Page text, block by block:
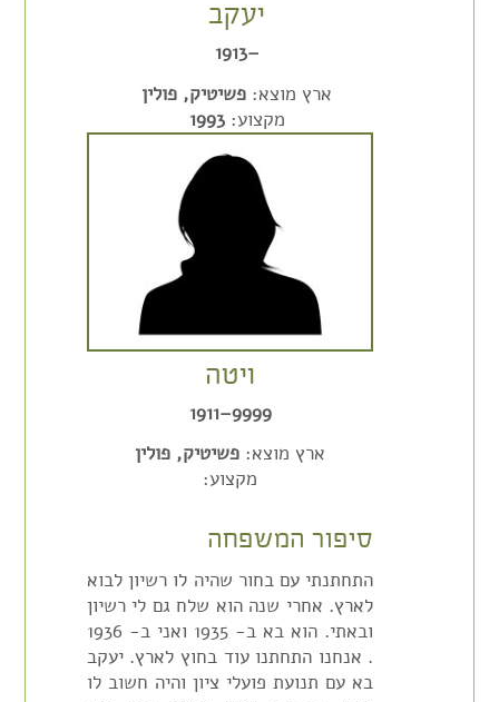
יעקב
–1913
ארץ מוצא: פשיטיק, פולין
מקצוע:1993
ויטה
9999–1911
ארץ מוצא: פשיטיק, פולין
מקצוע:
סיפור המשפחה
התחתנתי עם בחור שהיה לו רשיון לבוא
לארץ. אחרי שנה הוא שלח גם לי רשיון
ובאתי. הוא בא ב- 1935 ואני ב- 1936
. אנחנו התחתנו עוד בחוץ לארץ. יעקב
בא עם תנועת פועלי ציון והיה חשוב לו